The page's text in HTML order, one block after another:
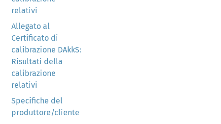
relativi
Allegato al
Certificato di
calibrazione DAkkS:
Risultati della
calibrazione
relativi
Specifiche del
produttore/cliente